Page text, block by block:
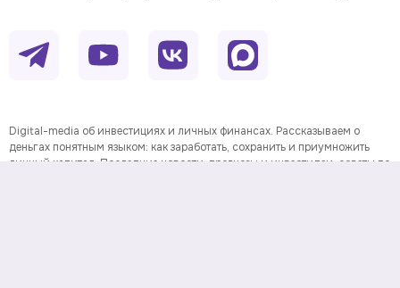
Digital-media об инвестициях и личных финансах. Рассказываем о
деньгах понятным языком: как заработать, сохранить и приумножить
личный капитал. Последние новости, прогнозы и инвестидеи, советы по